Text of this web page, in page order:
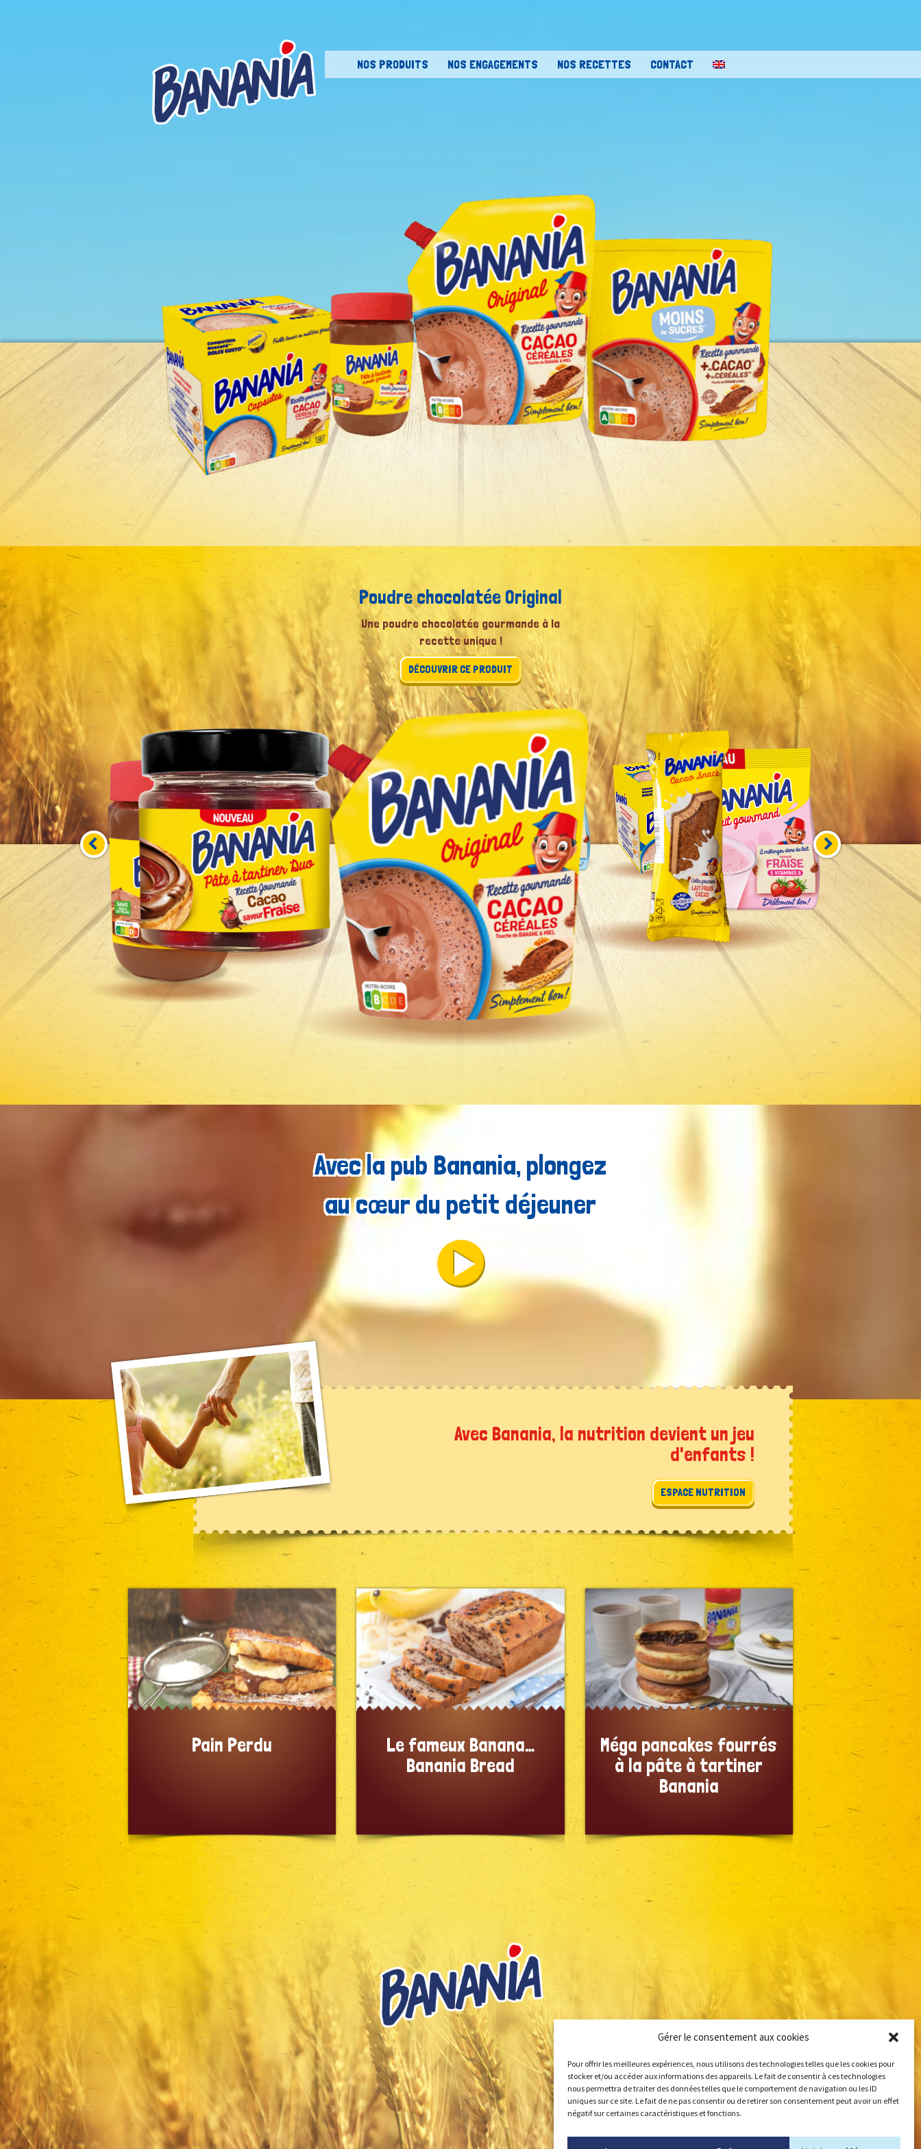
Gérer le consentement aux cookies
Pour offrir les meilleures expériences, nous utilisons des technologies telles que les cookies pour
stocker et/ou accéder aux informations des appareils. Le fait de consentir à ces technologies
nous permettra de traiter des données telles que le comportement de navigation ou les ID
uniques sur ce site. Le fait de ne pas consentir ou de retirer son consentement peut avoir un effet
négatif sur certaines caractéristiques et fonctions.
Skip to content
NOS PRODUITS NOS ENGAGEMENTS NOS RECETTES CONTACT
Poudre chocolatée Original
Une poudre chocolatée gourmande à la
recette unique !
DÉCOUVRIR CE PRODUIT
Avec la pub Banania, plongez
au cœur du petit déjeuner
Avec Banania, la nutrition devient un jeu
d'enfants !
ESPACE NUTRITION
Pain Perdu
Le fameux Banana…
Banania Bread
Méga pancakes fourrés
à la pâte à tartiner
Banania